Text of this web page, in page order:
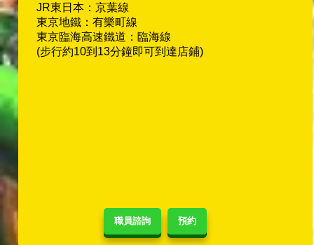
職員諮詢 預約
JR東日本：京葉線
東京地鐵：有樂町線
東京臨海高速鐵道：臨海線
(步行約10到13分鐘即可到達店鋪)